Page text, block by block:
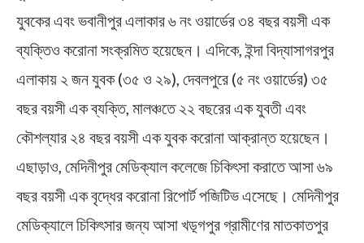
যুবকের এবং ভবানীপুর এলাকার ৬ নং ওয়ার্ডের ৩৪ বছর বয়সী এক
ব্যক্তিও করোনা সংক্রমিত হয়েছেন। এদিকে, ইন্দা বিদ্যাসাগরপুর
এলাকায় ২ জন যুবক (৩৫ ও ২৯), দেবলপুরে (৫ নং ওয়ার্ডের) ৩৫
বছর বয়সী এক ব্যক্তি, মালঞ্চতে ২২ বছরের এক যুবতী এবং
কৌশল্যার ২৪ বছর বয়সী এক যুবক করোনা আক্রান্ত হয়েছেন।
এছাড়াও, মেদিনীপুর মেডিক্যাল কলেজে চিকিৎসা করাতে আসা ৬৯
বছর বয়সী এক বৃদ্ধের করোনা রিপোর্ট পজিটিভ এসেছে। মেদিনীপুর
মেডিক্যালে চিকিৎসার জন্য আসা খড়্গপুর গ্রামীণের মাতকাতপুর